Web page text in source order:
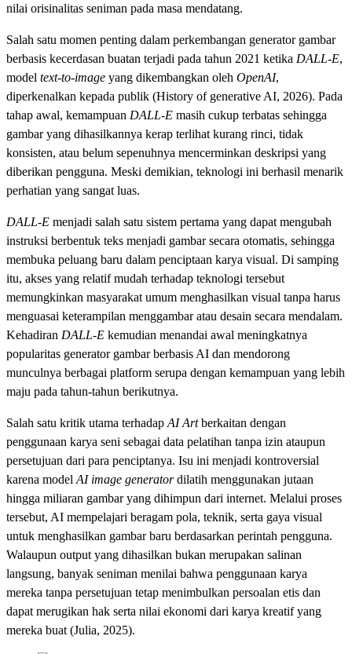
nilai orisinalitas seniman pada masa mendatang.
Salah satu momen penting dalam perkembangan generator gambar
berbasis kecerdasan buatan terjadi pada tahun 2021 ketika DALL-E,
model text-to-image yang dikembangkan oleh OpenAI,
diperkenalkan kepada publik (History of generative AI, 2026). Pada
tahap awal, kemampuan DALL-E masih cukup terbatas sehingga
gambar yang dihasilkannya kerap terlihat kurang rinci, tidak
konsisten, atau belum sepenuhnya mencerminkan deskripsi yang
diberikan pengguna. Meski demikian, teknologi ini berhasil menarik
perhatian yang sangat luas.
DALL-E menjadi salah satu sistem pertama yang dapat mengubah
instruksi berbentuk teks menjadi gambar secara otomatis, sehingga
membuka peluang baru dalam penciptaan karya visual. Di samping
itu, akses yang relatif mudah terhadap teknologi tersebut
memungkinkan masyarakat umum menghasilkan visual tanpa harus
menguasai keterampilan menggambar atau desain secara mendalam.
Kehadiran DALL-E kemudian menandai awal meningkatnya
popularitas generator gambar berbasis AI dan mendorong
munculnya berbagai platform serupa dengan kemampuan yang lebih
maju pada tahun-tahun berikutnya.
Salah satu kritik utama terhadap AI Artberkaitan dengan
penggunaan karya seni sebagai data pelatihan tanpa izin ataupun
persetujuan dari para penciptanya. Isu ini menjadi kontroversial
karena model AI image generatordilatih menggunakan jutaan
hingga miliaran gambar yang dihimpun dari internet. Melalui proses
tersebut, AI mempelajari beragam pola, teknik, serta gaya visual
untuk menghasilkan gambar baru berdasarkan perintah pengguna.
Walaupun output yang dihasilkan bukan merupakan salinan
langsung, banyak seniman menilai bahwa penggunaan karya
mereka tanpa persetujuan tetap menimbulkan persoalan etis dan
dapat merugikan hak serta nilai ekonomi dari karya kreatif yang
mereka buat (Julia, 2025).